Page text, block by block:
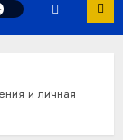
и личная